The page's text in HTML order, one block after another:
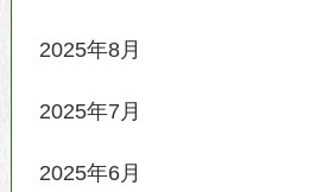
2025年8月
2025年7月
2025年6月